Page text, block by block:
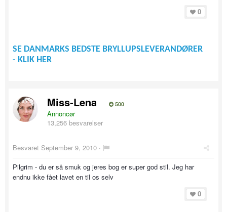
0
SE DANMARKS BEDSTE BRYLLUPSLEVERANDØRER
- KLIK HER
Miss-Lena 500
Annoncør
13,256 besvarelser
Besvaret September 9, 2010 ·
Pilgrim - du er så smuk og jeres bog er super god stil. Jeg har
endnu ikke fået lavet en til os selv
0